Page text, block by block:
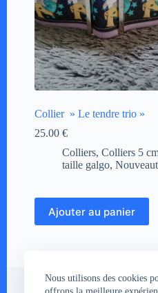
Nous utilisons des cookies
Collier » Le tendre trio »
25.00 €
Colliers, Colliers 5
taille galgo,
Ajouter au panier